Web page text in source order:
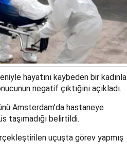
hayatını kaybeden bir kadınla
negatif çıktığını açıkladı.
Amsterdam’da hastaneye
taşımadığı belirtildi.
uçuşta görev yapmış